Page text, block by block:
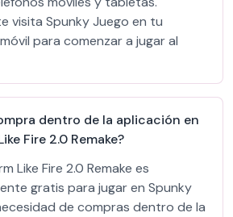
visita Spunky Juego en tu
para comenzar a jugar al
dentro de la aplicación en
Fire 2.0 Remake?
Like Fire 2.0 Remake es
gratis para jugar en Spunky
de compras dentro de la